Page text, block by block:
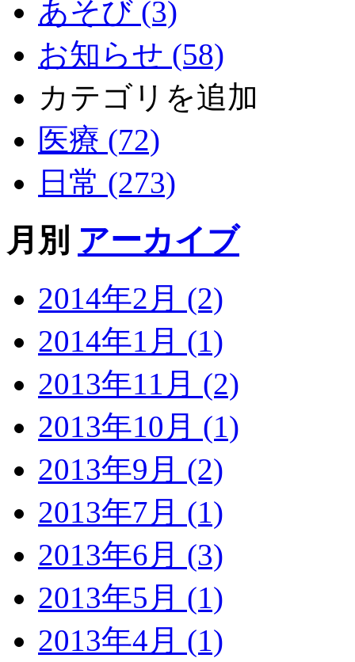
あそび (3)
お知らせ (58)
カテゴリを追加
医療 (72)
日常 (273)
月別 アーカイブ
2014年2月 (2)
2014年1月 (1)
2013年11月 (2)
2013年10月 (1)
2013年9月 (2)
2013年7月 (1)
2013年6月 (3)
2013年5月 (1)
2013年4月 (1)